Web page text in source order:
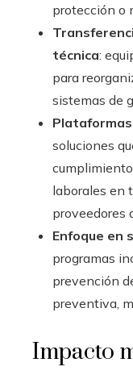
protección o
técnica:
para
sistemas de
soluciones
laborales en
proveedores
Enfoque en
programas
prevención
preventiva,
Impacto